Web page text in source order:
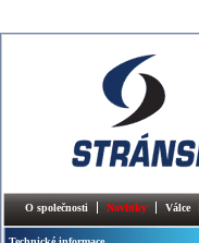
O společnosti Novinky Válce